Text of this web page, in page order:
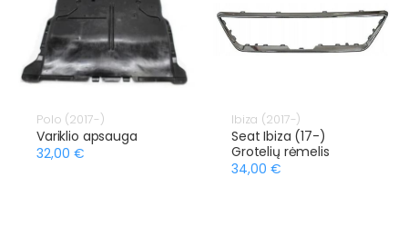
Polo (2017-)
Variklio apsauga
32,00 €
Ibiza (2017-)
Seat Ibiza (17-)
Grotelių rėmelis
34,00 €